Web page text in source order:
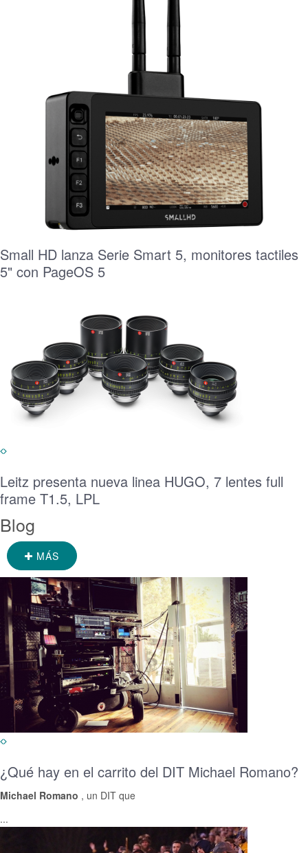
Small HD lanza Serie Smart 5, monitores tactiles
5" con PageOS 5
Leitz presenta nueva linea HUGO, 7 lentes full
frame T1.5, LPL
Blog
MÁS
¿Qué hay en el carrito del DIT Michael Romano?
Michael Romano , un DIT que
...